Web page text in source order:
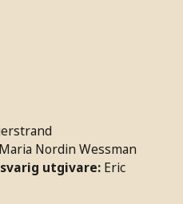
Maria Nordin Wessman
utgivare: Eric